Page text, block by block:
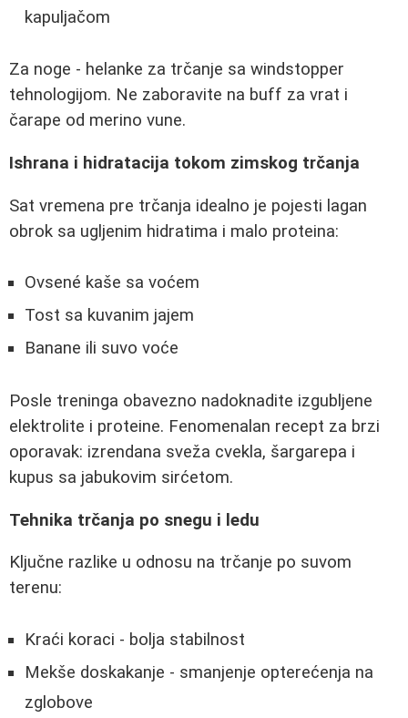
kapuljačom
Za noge - helanke za trčanje sa windstopper
tehnologijom. Ne zaboravite na buff za vrat i
čarape od merino vune.
Ishrana i hidratacija tokom zimskog trčanja
Sat vremena pre trčanja idealno je pojesti lagan
obrok sa ugljenim hidratima i malo proteina:
Ovsené kaše sa voćem
Tost sa kuvanim jajem
Banane ili suvo voće
Posle treninga obavezno nadoknadite izgubljene
elektrolite i proteine. Fenomenalan recept za brzi
oporavak: izrendana sveža cvekla, šargarepa i
kupus sa jabukovim sirćetom.
Tehnika trčanja po snegu i ledu
Ključne razlike u odnosu na trčanje po suvom
terenu:
Kraći koraci - bolja stabilnost
Mekše doskakanje - smanjenje opterećenja na
zglobove